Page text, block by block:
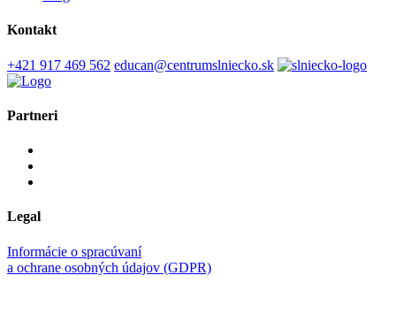
Kontakt
+421 917 469 562 educan@centrumslniecko.sk
Partneri
Legal
Informácie o spracúvaní
a ochrane osobných údajov (GDPR)